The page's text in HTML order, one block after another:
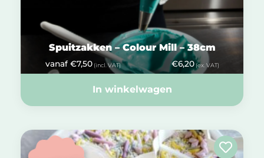
Spuitzakken – Colour Mill – 38cm
vanaf €7,50 (incl. VAT) €6,20 (ex. VAT)
In winkelwagen